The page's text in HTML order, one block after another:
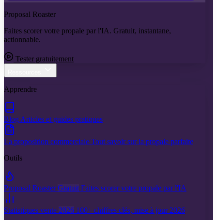
Proposal Roaster
Faites scorer votre propale par l'IA. Gratuit, instantane,
actionnable.
Tester gratuitement
Apprendre
Blog Articles et guides pratiques
La proposition commerciale Tout savoir sur la propale parfaite
Outils
Proposal RoasterGratuit Faites scorer votre propale par l'IA
Statistiques vente 2026 100+ chiffres clés, mise à jour 2026